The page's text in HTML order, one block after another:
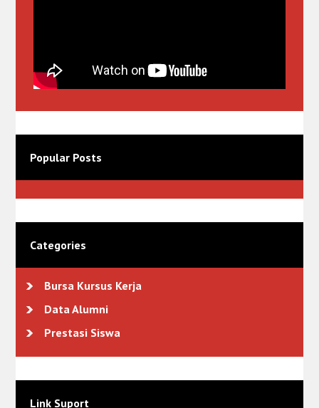
Popular Posts
Categories
Bursa Kursus Kerja
Data Alumni
Prestasi Siswa
Link Suport